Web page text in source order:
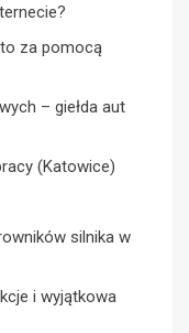
za pomocą
– giełda aut
(Katowice)
silnika w
i wyjątkowa